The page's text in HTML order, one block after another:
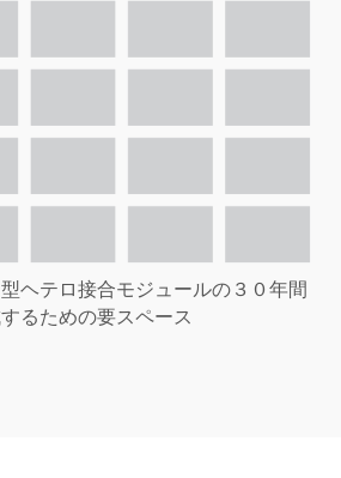
ヘテロ接合モジュールの３０年間
るための要スペース